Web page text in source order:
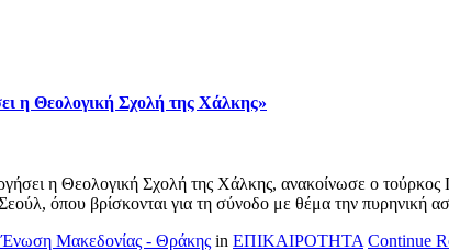
η Θεολογική Σχολή της Χάλκης»
η Θεολογική Σχολή της Χάλκης, ανακοίνωσε ο
όπου βρίσκονται για τη σύνοδο με θέμα την
Ένωση Μακεδονίας - Θράκης in ΕΠΙΚΑΙΡΟΤΗΤΑ Continue